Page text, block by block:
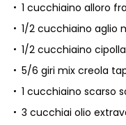
1 cucchiaino alloro
1/2 cucchiaino aglio
1/2 cucchiaino cipolla
5/6 giri mix creola
1 cucchiaino scarso
3 cucchiai olio